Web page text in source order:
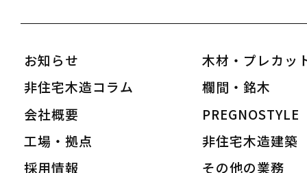
お知らせ
非住宅木造コラム
会社概要
工場・拠点
採用情報
木材・プレカッ
欄間・銘木
PREGNOSTYLE
非住宅木造建築
その他の業務